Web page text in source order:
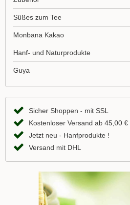
Süßes zum Tee
Monbana Kakao
Hanf- und Naturprodukte
Guya
Sicher Shoppen - mit SSL
Kostenloser Versand ab 45,00 €
Jetzt neu - Hanfprodukte !
Versand mit DHL